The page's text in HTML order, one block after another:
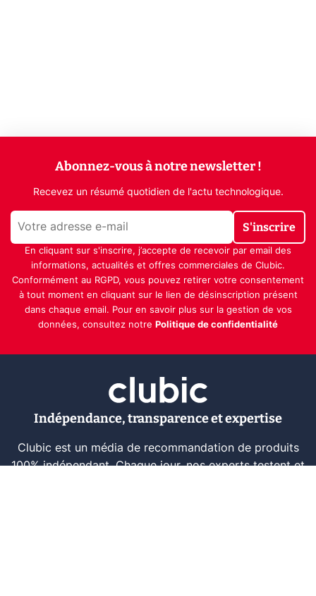
Abonnez-vous à notre newsletter !
Recevez un résumé quotidien de l'actu technologique.
S'inscrire
En cliquant sur s'inscrire, j’accepte de recevoir par email des
informations, actualités et offres commerciales de Clubic.
Conformément au RGPD, vous pouvez retirer votre consentement
à tout moment en cliquant sur le lien de désinscription présent
dans chaque email. Pour en savoir plus sur la gestion de vos
données, consultez notre Politique de confidentialité
Indépendance, transparence et expertise
Clubic est un média de recommandation de produits
100% indépendant. Chaque jour, nos experts testent et